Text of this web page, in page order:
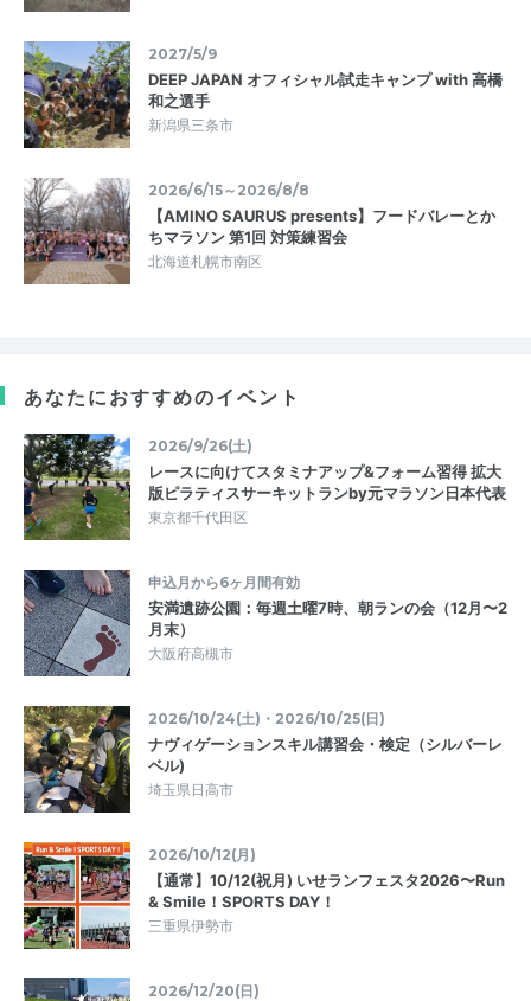
2027/5/9
DEEP JAPAN オフィシャル試走キャンプ with 高橋
和之選手
新潟県三条市
2026/6/15～2026/8/8
【AMINO SAURUS presents】フードバレーとか
ちマラソン 第1回 対策練習会
北海道札幌市南区
あなたにおすすめのイベント
2026/9/26(土)
レースに向けてスタミナアップ&フォーム習得 拡大
版ピラティスサーキットランby元マラソン日本代表
東京都千代田区
申込月から6ヶ月間有効
安満遺跡公園：毎週土曜7時、朝ランの会（12月〜2
月末）
大阪府高槻市
2026/10/24(土)・2026/10/25(日)
ナヴィゲーションスキル講習会・検定（シルバーレ
ベル)
埼玉県日高市
2026/10/12(月)
【通常】10/12(祝月) いせランフェスタ2026〜Run
& Smile！SPORTS DAY！
三重県伊勢市
2026/12/20(日)